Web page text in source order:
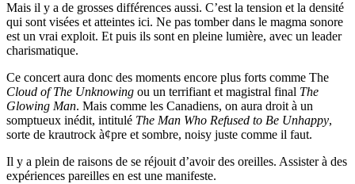
Mais il y a de grosses différences aussi. C’est la tension et la densité
qui sont visées et atteintes ici. Ne pas tomber dans le magma sonore
est un vrai exploit. Et puis ils sont en pleine lumière, avec un leader
charismatique.
Ce concert aura donc des moments encore plus forts comme The
Cloud of The Unknowing ou un terrifiant et magistral final The
Glowing Man. Mais comme les Canadiens, on aura droit à un
somptueux inédit, intitulé The Man Who Refused to Be Unhappy,
sorte de krautrock à¢pre et sombre, noisy juste comme il faut.
Il y a plein de raisons de se réjouit d’avoir des oreilles. Assister à des
expériences pareilles en est une manifeste.